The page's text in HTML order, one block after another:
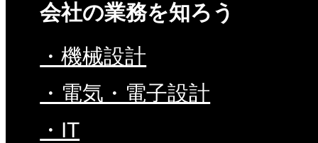
会社の業務を知ろう
・機械設計
・電気・電子設計
・IT